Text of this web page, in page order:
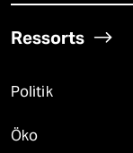
Ressorts
Politik
Öko